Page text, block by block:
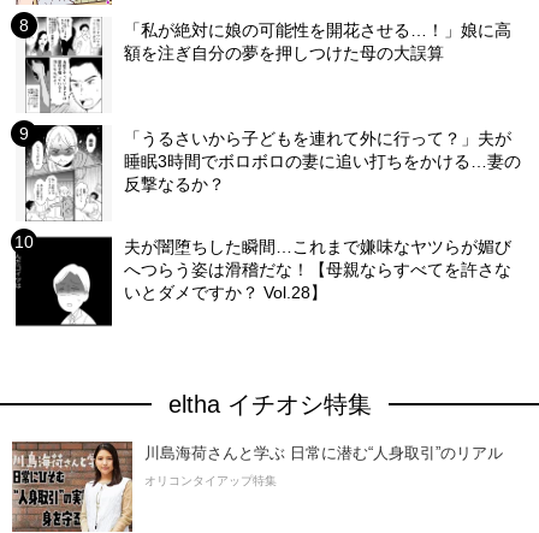
「私が絶対に娘の可能性を開花させる…！」娘に高
額を注ぎ自分の夢を押しつけた母の大誤算
「うるさいから子どもを連れて外に行って？」夫が
睡眠3時間でボロボロの妻に追い打ちをかける…妻の
反撃なるか？
夫が闇堕ちした瞬間…これまで嫌味なヤツらが媚び
へつらう姿は滑稽だな！【母親ならすべてを許さな
いとダメですか？ Vol.28】
eltha イチオシ特集
川島海荷さんと学ぶ 日常に潜む“人身取引”のリアル
オリコンタイアップ特集